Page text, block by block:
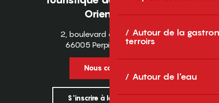
Autour de la
terroirs
Autour de l'eau
Orientales
2, boulevard des Pyrénées
66005 Perpignan Cedex
Nous contacter
S'inscrire à la newsletter